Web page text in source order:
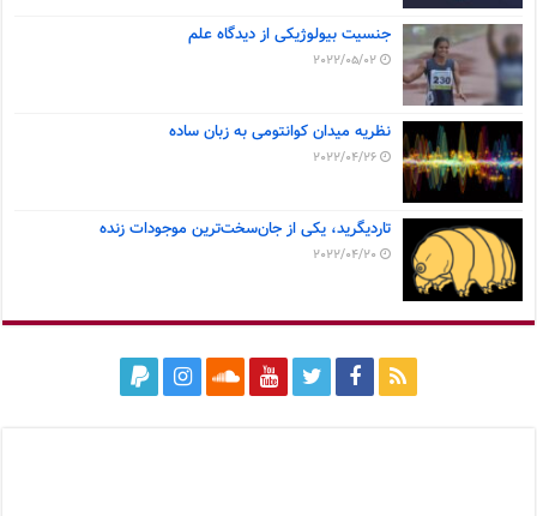
جنسیت بیولوژیکی از دیدگاه علم
2022/05/02
نظریه میدان کوانتومی به زبان ساده
2022/04/26
تاردیگرید، یکی از جان‌سخت‌ترین موجودات زنده
2022/04/20